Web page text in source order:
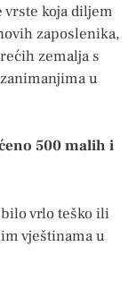
vrste koja diljem
zaposlenika,
zemalja s
u
500 malih i
vrlo teško ili
vještinama u